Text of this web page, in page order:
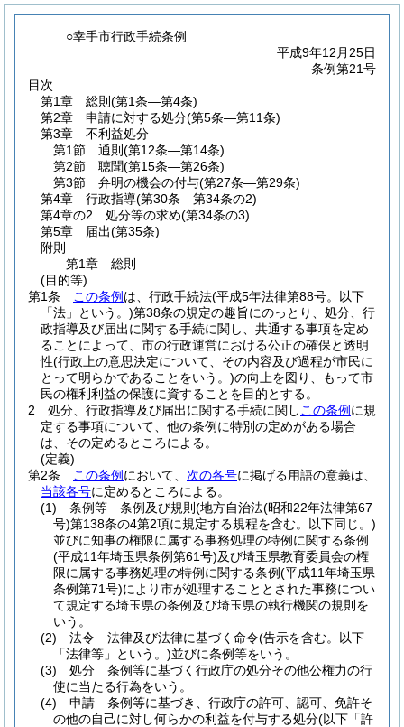
○幸手市行政手続条例
平成9年12月25日
条例第21号
目次
第1章
総則 (第1条―第4条)
第2章
申請に対する処分(第5条―第11条)
第3章
不利益処分
第1節
通則 (第12条―第14条)
第2節
聴聞(第15条―第26条)
第3節
弁明の機会の付与(第27条―第29条)
第4章
行政指導(第30条―第34条の2)
第4章の2
処分等の求め(第34条の3)
第5章
届出(第35条)
附則
第1章
総則
(目的等)
第1条
この条例 は、行政手続法(平成5年法律第88号。以下
「法」という。)第38条の規定の趣旨にのっとり、処分、行
政指導及び届出に関する手続に関し、共通する事項を定め
ることによって、市の行政運営における公正の確保と透明
性(行政上の意思決定について、その内容及び過程が市民に
とって明らかであることをいう。)の向上を図り、もって市
民の権利利益の保護に資することを目的とする。
2
処分、行政指導及び届出に関する手続に関し この条例 に規
定する事項について、他の条例に特別の定めがある場合
は、その定めるところによる。
(定義)
第2条
この条例 において、 次の各号に掲げる用語の意義は、
当該各号に定めるところによる。
(1)
条例等 条例及び規則 (地方自治法(昭和22年法律第67
号)第138条の4第2項に規定する規程を含む。以下同じ。)
並びに知事の権限に属する事務処理の特例に関する条例
(平成11年埼玉県条例第61号)及び埼玉県教育委員会の権
限に属する事務処理の特例に関する条例(平成11年埼玉県
条例第71号)により市が処理することとされた事務につい
て規定する埼玉県の条例及び埼玉県の執行機関の規則を
いう。
(2)
法令 法律及び法律に基づく命令(告示を含む。以下
「法律等」という。)並びに条例等をいう。
(3)
処分 条例等に基づく行政庁の処分その他公権力の行
使に当たる行為をいう。
(4)
申請 条例等に基づき、行政庁の許可、認可、免許そ
の他の自己に対し何らかの利益を付与する処分(以下「許